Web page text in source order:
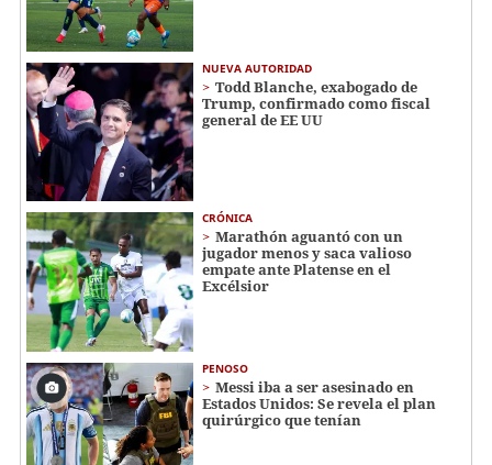
NUEVA AUTORIDAD
Todd Blanche, exabogado de
Trump, confirmado como fiscal
general de EE UU
CRÓNICA
Marathón aguantó con un
jugador menos y saca valioso
empate ante Platense en el
Excélsior
PENOSO
Messi iba a ser asesinado en
Estados Unidos: Se revela el plan
quirúrgico que tenían